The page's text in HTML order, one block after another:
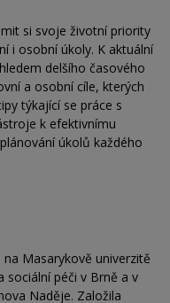
si svoje životní priority
i osobní úkoly. K aktuální
delšího časového
a osobní cíle, kterých
týkající se práce s
k efektivnímu
úkolů každého
Masarykově univerzitě
sociální péči v Brně a v
Naděje. Založila